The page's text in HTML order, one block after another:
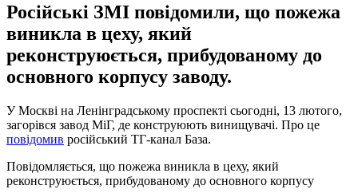
Російські ЗМІ повідомили, що пожежа
виникла в цеху, який
реконструюється, прибудованому до
основного корпусу заводу.
У Москві на Ленінградському проспекті сьогодні, 13 лютого,
загорівся завод МіГ, де конструюють винищувачі. Про це
повідомив російський ТГ-канал База.
Повідомляється, що пожежа виникла в цеху, який
реконструюється, прибудованому до основного корпусу